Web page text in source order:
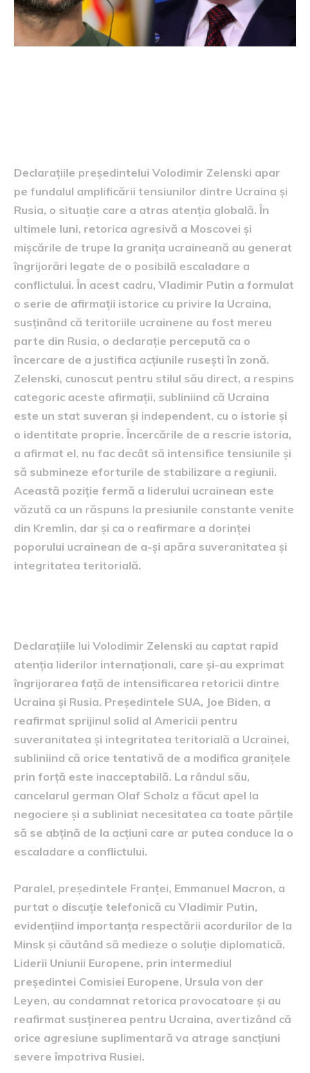
Declarațiile președintelui Volodimir Zelenski apar
pe fundalul amplificării tensiunilor dintre Ucraina și
Rusia, o situație care a atras atenția globală. În
ultimele luni, retorica agresivă a Moscovei și
mișcările de trupe la granița ucraineană au generat
îngrijorări legate de o posibilă escaladare a
conflictului. În acest cadru, Vladimir Putin a formulat
o serie de afirmații istorice cu privire la Ucraina,
susținând că teritoriile ucrainene au fost mereu
parte din Rusia, o declarație percepută ca o
încercare de a justifica acțiunile rusești în zonă.
Zelenski, cunoscut pentru stilul său direct, a respins
categoric aceste afirmații, subliniind că Ucraina
este un stat suveran și independent, cu o istorie și
o identitate proprie. Încercările de a rescrie istoria,
a afirmat el, nu fac decât să intensifice tensiunile și
să submineze eforturile de stabilizare a regiunii.
Această poziție fermă a liderului ucrainean este
văzută ca un răspuns la presiunile constante venite
din Kremlin, dar și ca o reafirmare a dorinței
poporului ucrainean de a-și apăra suveranitatea și
integritatea teritorială.
Declarațiile lui Volodimir Zelenski au captat rapid
atenția liderilor internaționali, care și-au exprimat
îngrijorarea față de intensificarea retoricii dintre
Ucraina și Rusia. Președintele SUA, Joe Biden, a
reafirmat sprijinul solid al Americii pentru
suveranitatea și integritatea teritorială a Ucrainei,
subliniind că orice tentativă de a modifica granițele
prin forță este inacceptabilă. La rândul său,
cancelarul german Olaf Scholz a făcut apel la
negociere și a subliniat necesitatea ca toate părțile
să se abțină de la acțiuni care ar putea conduce la o
escaladare a conflictului.
Paralel, președintele Franței, Emmanuel Macron, a
purtat o discuție telefonică cu Vladimir Putin,
evidențiind importanța respectării acordurilor de la
Minsk și căutând să medieze o soluție diplomatică.
Liderii Uniunii Europene, prin intermediul
președintei Comisiei Europene, Ursula von der
Leyen, au condamnat retorica provocatoare și au
reafirmat susținerea pentru Ucraina, avertizând că
orice agresiune suplimentară va atrage sancțiuni
severe împotriva Rusiei.